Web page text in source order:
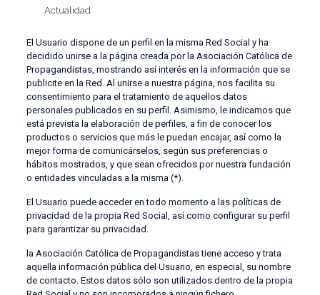
Actualidad
El Usuario dispone de un perfil en la misma Red Social y ha
decidido unirse a la página creada por la Asociación Católica de
Propagandistas, mostrando así interés en la información que se
publicite en la Red. Al unirse a nuestra página, nos facilita su
consentimiento para el tratamiento de aquellos datos
personales publicados en su perfil. Asimismo, le indicamos que
está prevista la elaboración de perfiles, a fin de conocer los
productos o servicios que más le puedan encajar, así como la
mejor forma de comunicárselos, según sus preferencias o
hábitos mostrados, y que sean ofrecidos por nuestra fundación
o entidades vinculadas a la misma (*).
El Usuario puede acceder en todo momento a las políticas de
privacidad de la propia Red Social, así como configurar su perfil
para garantizar su privacidad.
la Asociación Católica de Propagandistas tiene acceso y trata
aquella información pública del Usuario, en especial, su nombre
de contacto. Estos datos sólo son utilizados dentro de la propia